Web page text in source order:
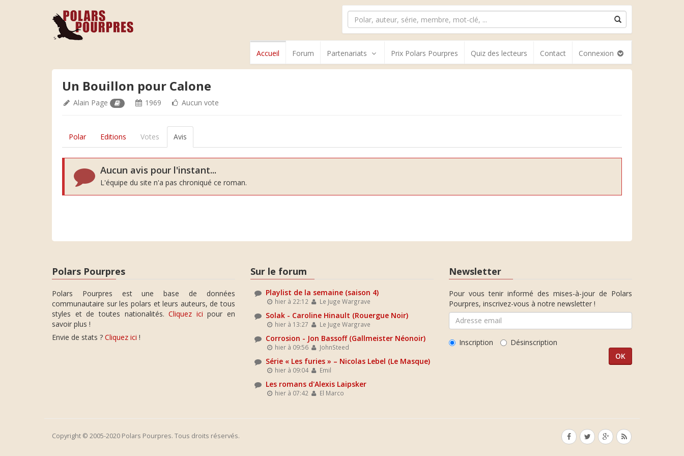
Accueil Forum Partenariats Prix Polars Pourpres Quiz des lecteurs Contact Connexion
Un Bouillon pour Calone
Alain Page 1969 Aucun vote
Polar Editions Votes Avis
Aucun avis pour l'instant...
L'équipe du site n'a pas chroniqué ce roman.
Polars Pourpres
Polars Pourpres est une base de données
communautaire sur les polars et leurs auteurs, de tous
styles et de toutes nationalités.Cliquez ici pour en
savoir plus !
Envie de stats ? Cliquez ici !
Sur le forum
Playlist de la semaine (saison 4)
hier à 22:12 Le Juge Wargrave
Solak - Caroline Hinault (Rouergue Noir)
hier à 13:27 Le Juge Wargrave
Corrosion - Jon Bassoff (Gallmeister Néonoir)
hier à 09:56 JohnSteed
Série « Les furies » – Nicolas Lebel (Le Masque)
hier à 09:04 Emil
Les romans d'Alexis Laipsker
hier à 07:42 El Marco
Newsletter
Pour vous tenir informé des mises-à-jour de Polars
Pourpres, inscrivez-vous à notre newsletter !
Inscription Désinscription
Copyright © 2005-2020 Polars Pourpres. Tous droits réservés.